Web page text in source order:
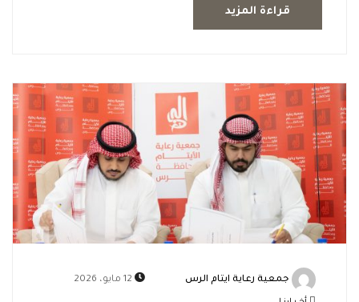
قراءة المزيد
جمعية رعاية ايتام الرس